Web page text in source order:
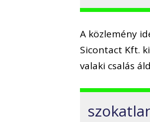
A közlemény
Sicontact Kft.
valaki csalás